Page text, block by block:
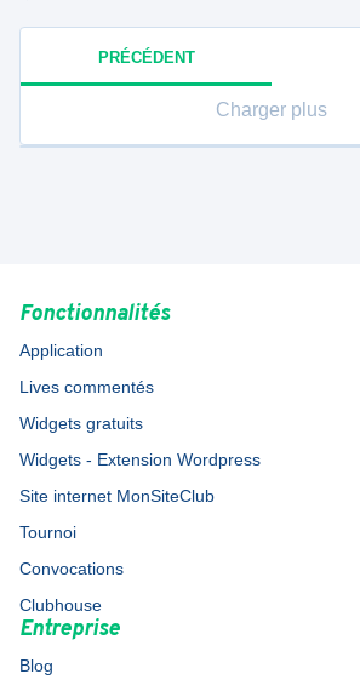
PRÉCÉDENT
Charger plus
Fonctionnalités
Application
Lives commentés
Widgets gratuits
Widgets - Extension Wordpress
Site internet MonSiteClub
Tournoi
Convocations
Clubhouse
Entreprise
Blog